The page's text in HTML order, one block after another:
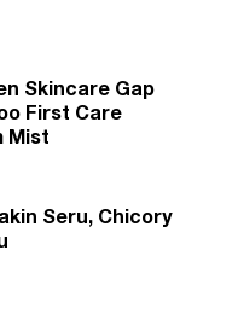
Skincare Gap
First Care
Mist
Seru, Chicory